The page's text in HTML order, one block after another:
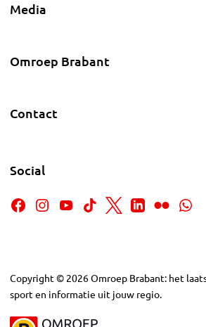
Media
Omroep Brabant
Contact
Social
Copyright © 2026Omroep Brabant: het
sport en informatie uit jouw regio.